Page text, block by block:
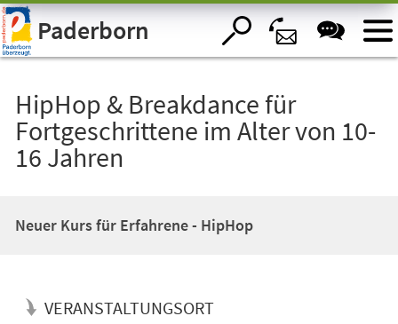
Visuelle
Assistenzsoftware
öffnen.Paderborn
HipHop & Breakdance für
Fortgeschrittene im Alter von 10-
16 Jahren
Neuer Kurs für Erfahrene - HipHop
VERANSTALTUNGSORT